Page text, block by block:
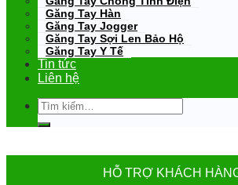
Găng Tay Hàn
Găng Tay Jogger
Găng Tay Sợi Len Bảo Hộ
Găng Tay Y Tế
Tin tức
Liên hệ
Tìm
kiếm:
HỖ TRỢ KHÁCH